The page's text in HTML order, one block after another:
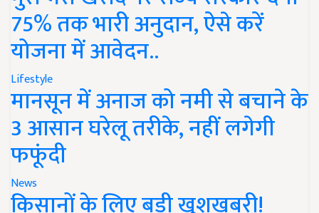
75% तक भारी अनुदान, ऐसे करें
योजना में आवेदन..
Lifestyle
मानसून में अनाज को नमी से बचाने के
3 आसान घरेलू तरीके, नहीं लगेगी
फफूंदी
News
किसानों के लिए बड़ी खुशखबरी!